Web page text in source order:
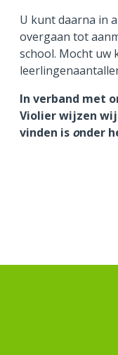
U kunt daarna in
overgaan tot
school. Mocht uw
In verband met
Violier wijzen
vinden is onder